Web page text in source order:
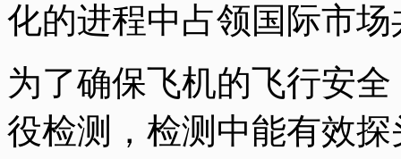
化的进程中占领国际市
为了确保飞机的飞行安
役检测，检测中能有效